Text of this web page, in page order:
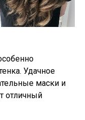
Удачное
маски и
отличный